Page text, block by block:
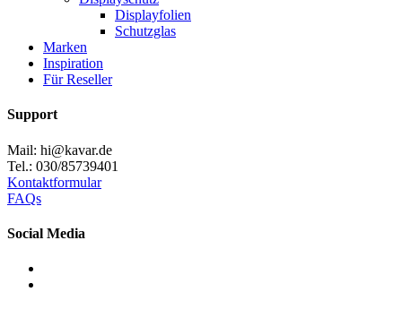
Displayfolien
Schutzglas
Marken
Inspiration
Für Reseller
Support
Mail: hi@kavar.de
Tel.: 030/85739401
Kontaktformular
FAQs
Social Media